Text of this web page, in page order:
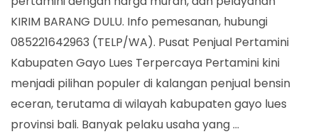
KIRIM BARANG DULU. Info pemesanan, hubungi
085221642963 (TELP/WA). Pusat Penjual Pertamini
Kabupaten Gayo Lues Terpercaya Pertamini kini
menjadi pilihan populer di kalangan penjual bensin
eceran, terutama di wilayah kabupaten gayo lues
provinsi bali. Banyak pelaku usaha yang …